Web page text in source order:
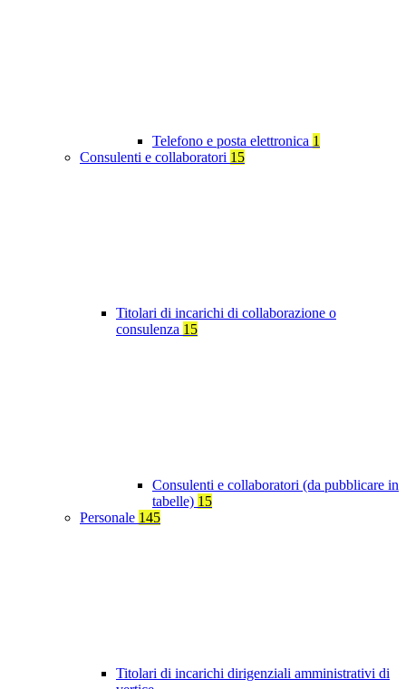
Telefono e posta elettronica 1
Consulenti e collaboratori 15
Titolari di incarichi di collaborazione o
consulenza 15
Consulenti e collaboratori (da pubblicare in
tabelle) 15
Personale 145
Titolari di incarichi dirigenziali amministrativi di